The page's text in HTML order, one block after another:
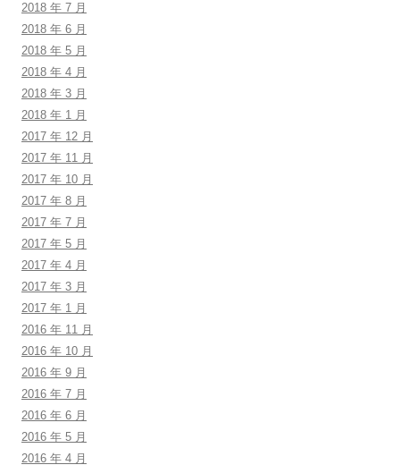
2018 年 7 月
2018 年 6 月
2018 年 5 月
2018 年 4 月
2018 年 3 月
2018 年 1 月
2017 年 12 月
2017 年 11 月
2017 年 10 月
2017 年 8 月
2017 年 7 月
2017 年 5 月
2017 年 4 月
2017 年 3 月
2017 年 1 月
2016 年 11 月
2016 年 10 月
2016 年 9 月
2016 年 7 月
2016 年 6 月
2016 年 5 月
2016 年 4 月